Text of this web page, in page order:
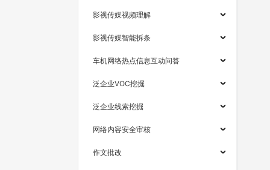
影视传媒视频理解
影视传媒智能拆条
车机网络热点信息互动问答
泛企业VOC挖掘
泛企业线索挖掘
网络内容安全审核
作文批改